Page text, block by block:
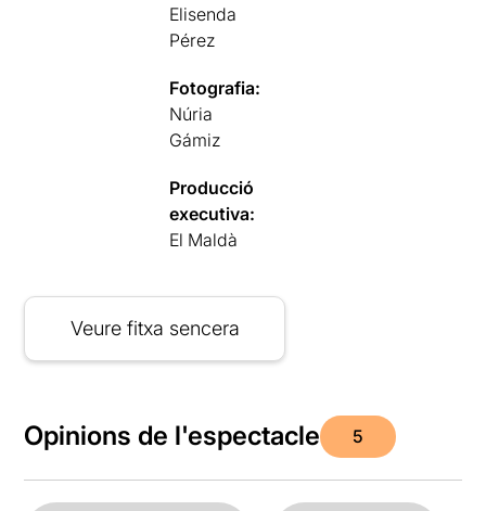
Elisenda
Pérez
Fotografia:
Núria
Gámiz
Producció
executiva:
El Maldà
Veure fitxa sencera
Opinions de l'espectacle 5